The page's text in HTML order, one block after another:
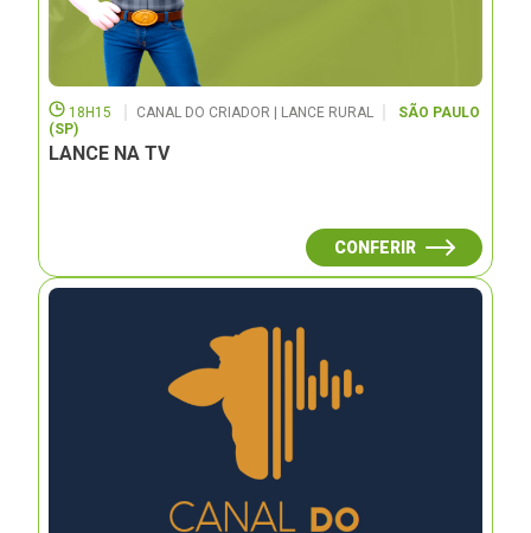
18H15 CANAL DO CRIADOR | LANCE RURAL
SÃO PAULO
(SP)
LANCE NA TV
CONFERIR